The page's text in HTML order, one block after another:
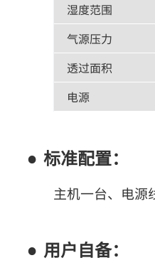
湿度范围
气源压力
透过面积
电源
标准配置：
主机一台、电
用户自备：